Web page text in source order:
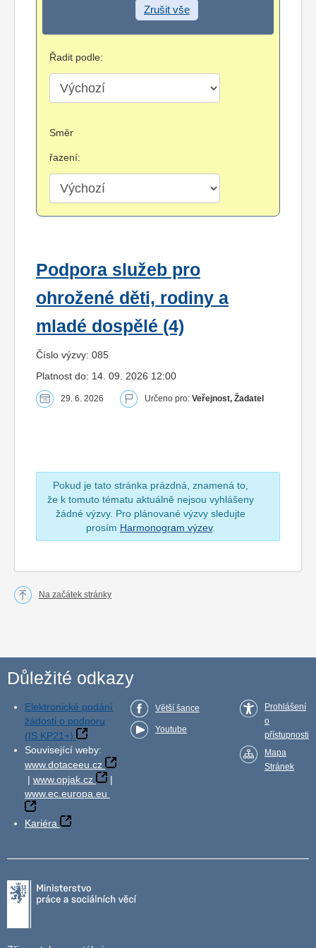
Zrušit vše
Řadit podle:
Směr
řazení:
Podpora služeb pro
ohrožené děti, rodiny a
mladé dospělé (4)
Číslo výzvy: 085
Platnost do: 14. 09. 2026 12:00
29. 6. 2026 Určeno pro: Veřejnost, Žadatel
Pokud je tato stránka prázdná, znamená to,
že k tomuto tématu aktuálně nejsou vyhlášeny
žádné výzvy. Pro plánované výzvy sledujte
prosím Harmonogram výzev.
Na začátek stránky
Důležité odkazy
Elektronické podání
žádosti o podporu
(IS KP21+)
Související weby:
www.dotaceeu.cz
| www.opjak.cz
|
www.ec.europa.eu
Kariéra
Větší šance
Youtube
Prohlášení
o
přístupnosti
Mapa
Stránek